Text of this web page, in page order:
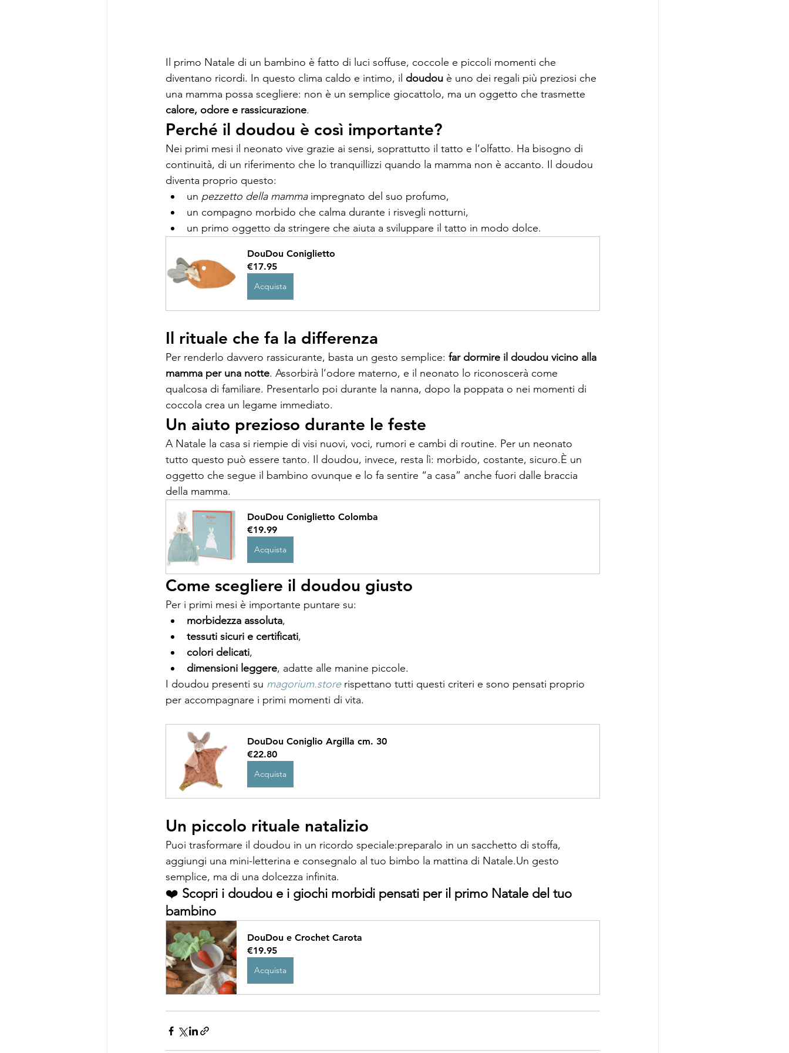
Il primo Natale di un bambino è fatto di luci soffuse, coccole e piccoli momenti che
diventano ricordi. In questo clima caldo e intimo, il doudou è uno dei regali più preziosi che
una mamma possa scegliere: non è un semplice giocattolo, ma un oggetto che trasmette
calore, odore e rassicurazione.
Perché il doudou è così importante?
Nei primi mesi il neonato vive grazie ai sensi, soprattutto il tatto e l’olfatto. Ha bisogno di
continuità, di un riferimento che lo tranquillizzi quando la mamma non è accanto. Il doudou
diventa proprio questo:
un pezzetto della mamma impregnato del suo profumo,
un compagno morbido che calma durante i risvegli notturni,
un primo oggetto da stringere che aiuta a sviluppare il tatto in modo dolce.
DouDou Coniglietto
€17.95
Acquista
Il rituale che fa la differenza
Per renderlo davvero rassicurante, basta un gesto semplice: far dormire il doudou vicino alla
mamma per una notte. Assorbirà l’odore materno, e il neonato lo riconoscerà come
qualcosa di familiare. Presentarlo poi durante la nanna, dopo la poppata o nei momenti di
coccola crea un legame immediato.
Un aiuto prezioso durante le feste
A Natale la casa si riempie di visi nuovi, voci, rumori e cambi di routine. Per un neonato
tutto questo può essere tanto. Il doudou, invece, resta lì: morbido, costante, sicuro.È un
oggetto che segue il bambino ovunque e lo fa sentire “a casa” anche fuori dalle braccia
della mamma.
DouDou Coniglietto Colomba
€19.99
Acquista
Come scegliere il doudou giusto
Per i primi mesi è importante puntare su:
morbidezza assoluta,
tessuti sicuri e certificati,
colori delicati,
dimensioni leggere, adatte alle manine piccole.
I doudou presenti su magorium.store rispettano tutti questi criteri e sono pensati proprio
per accompagnare i primi momenti di vita.
DouDou Coniglio Argilla cm. 30
€22.80
Acquista
Un piccolo rituale natalizio
Puoi trasformare il doudou in un ricordo speciale:preparalo in un sacchetto di stoffa,
aggiungi una mini-letterina e consegnalo al tuo bimbo la mattina di Natale.Un gesto
semplice, ma di una dolcezza infinita.
❤️ Scopri i doudou e i giochi morbidi pensati per il primo Natale del tuo
bambino
DouDou e Crochet Carota
€19.95
Acquista